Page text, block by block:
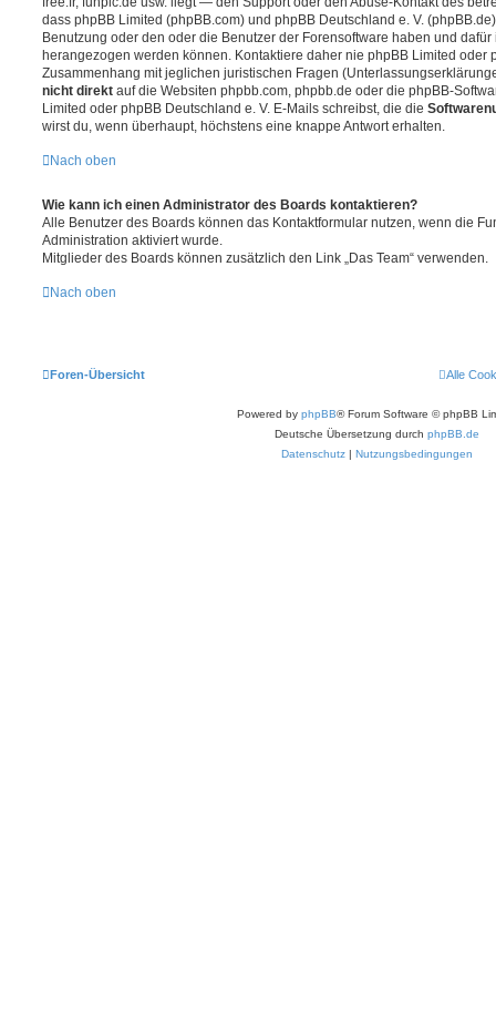
dass phpBB Limited (phpBB.com) und phpBB Deutschland e. V.
Benutzung oder den oder die Benutzer der Forensoftware haben und
herangezogen werden können. Kontaktiere daher nie phpBB Limited oder
Zusammenhang mit jeglichen juristischen Fragen
nicht direkt auf die Websiten phpbb.com, phpbb.de oder die phpBB-
Limited oder phpBB Deutschland e. V. E-Mails schreibst, die die
wirst du, wenn überhaupt, höchstens eine knappe Antwort erhalten.
Nach oben
Wie kann ich einen Administrator des Boards kontaktieren?
Alle Benutzer des Boards können das Kontaktformular nutzen, wenn die
Administration aktiviert wurde.
Mitglieder des Boards können zusätzlich den Link „Das Team“ verwenden.
Nach oben
Foren-Übersicht Alle
Powered by phpBB® Forum Software © phpBB
Deutsche Übersetzung durch phpBB.de
Datenschutz | Nutzungsbedingungen